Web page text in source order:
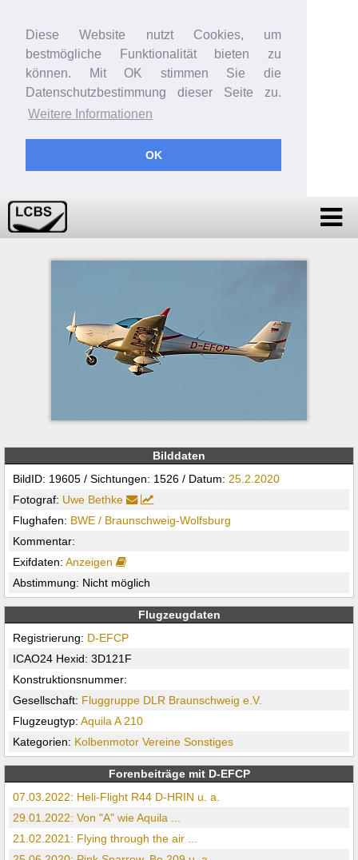
Diese Website nutzt Cookies, um
bestmögliche Funktionalität bieten zu
können. Mit OK stimmen Sie die
Datenschutzbestimmung dieser Seite zu.
Weitere Informationen
OK
Bilddaten
BildID: 19605 / Sichtungen: 1526 / Datum: 25.2.2020
Fotograf: Uwe Bethke
Flughafen: BWE / Braunschweig-Wolfsburg
Kommentar:
Exifdaten: Anzeigen
Abstimmung: Nicht möglich
Flugzeugdaten
Registrierung: D-EFCP
ICAO24 Hexid: 3D121F
Konstruktionsnummer:
Gesellschaft: Fluggruppe DLR Braunschweig e.V.
Flugzeugtyp: Aquila A 210
Kategorien: Kolbenmotor Vereine Sonstiges
Forenbeiträge mit D-EFCP
07.03.2022: Heli-Flight R44 D-HRIN u. a.
29.01.2022: Von "A" wie Aquila ...
21.02.2021: Flying through the air ...